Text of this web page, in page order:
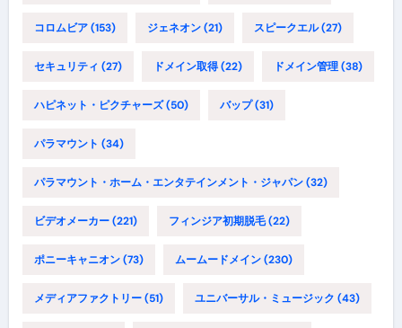
コロムビア(153) ジェネオン(21) スピークエル(27)
セキュリティ (27) ドメイン取得(22) ドメイン管理(38)
ハピネット・ピクチャーズ(50) バップ(31)
パラマウント (34)
パラマウント・ホーム・エンタテインメント・ジャパン(32)
ビデオメーカー(221) フィンジア初期脱毛(22)
ポニーキャニオン(73) ムームードメイン(230)
メディアファクトリー(51) ユニバーサル・ミュージック (43)